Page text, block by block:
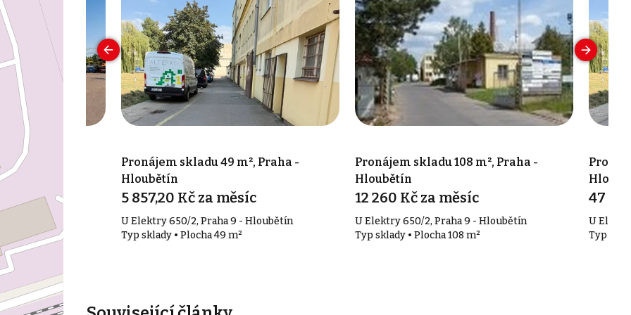
Praha -
- Hodkovičky
Pronájem skladu 49 m², Praha -
Hloubětín
5 857,20 Kč za měsíc
U Elektry 650/2, Praha 9 - Hloubětín
Typ sklady • Plocha 49 m²
Pronájem skladu 108 m², Praha -
Hloubětín
12 260 Kč za měsíc
U Elektry 650/2, Praha 9 - Hloubětín
Typ sklady • Plocha 108 m²
47
U
Typ